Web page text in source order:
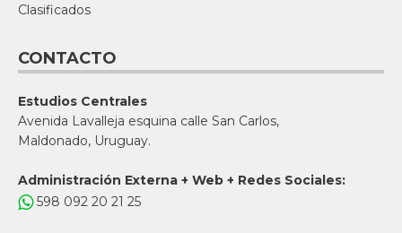
Clasificados
CONTACTO
Estudios Centrales
Avenida Lavalleja esquina calle San Carlos,
Maldonado, Uruguay.
Administración Externa + Web + Redes Sociales:
598 092 20 21 25